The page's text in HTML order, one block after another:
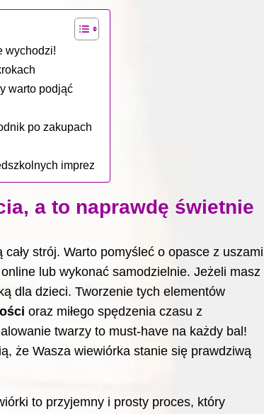
wychodzi!
warto podjąć
po zakupach
imprez
a to naprawdę świetnie
strój. Warto pomyśleć o opasce z uszami
lub wykonać samodzielnie. Jeżeli masz
dla dzieci. Tworzenie tych elementów
oraz miłego spędzenia czasu z
twarzy to must-have na każdy bal!
że Wasza wiewiórka stanie się prawdziwą
to przyjemny i prosty proces, który